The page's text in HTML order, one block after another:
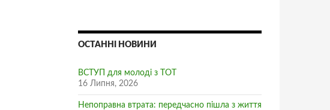
ОСТАННІ НОВИНИ
ВСТУП для молоді з ТОТ
16 Липня, 2026
Непоправна втрата: передчасно пішла з життя